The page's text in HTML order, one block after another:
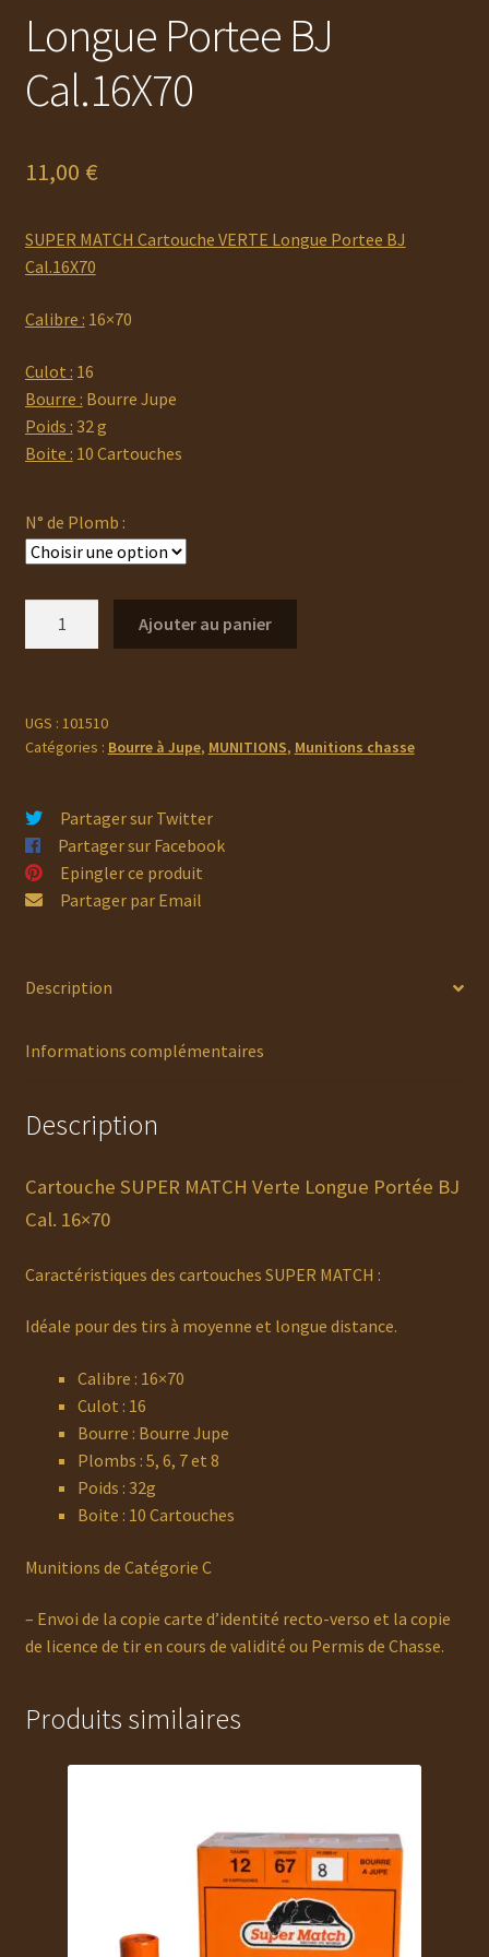
Longue Portee BJ
Cal.16X70
11,00 €
SUPER MATCH Cartouche VERTE Longue Portee BJ
Cal.16X70
Calibre : 16×70
Culot : 16
Bourre : Bourre Jupe
Poids : 32 g
Boite : 10 Cartouches
N° de Plomb :
Cartouche
VERTE
BJ
Cal.16X70
Ajouter au panier
UGS : 101510
Catégories : Bourre à Jupe, MUNITIONS, Munitions chasse
Partager sur Twitter
Partager sur Facebook
Epingler ce produit
Partager par Email
Description
Informations complémentaires
Description
Cartouche SUPER MATCH Verte Longue Portée BJ
Cal. 16×70
Caractéristiques des cartouches SUPER MATCH :
Idéale pour des tirs à moyenne et longue distance.
Calibre : 16×70
Culot : 16
Bourre : Bourre Jupe
Plombs : 5, 6, 7 et 8
Poids : 32g
Boite : 10 Cartouches
Munitions de Catégorie C
– Envoi de la copie carte d’identité recto-verso et la copie
de licence de tir en cours de validité ou Permis de Chasse.
Produits similaires